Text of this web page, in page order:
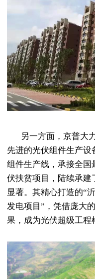
另一方面，京普大力
先进的光伏组件生产设
组件生产线，承接全国
伏扶贫项目，陆续承建
显著。其精心打造的“
发电项目”，凭借庞大
果，成为光伏超级工程